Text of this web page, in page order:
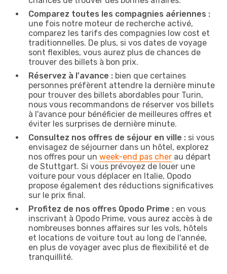
Comparez toutes les compagnies aériennes :
une fois notre moteur de recherche activé,
comparez les tarifs des compagnies low cost et
traditionnelles. De plus, si vos dates de voyage
sont flexibles, vous aurez plus de chances de
trouver des billets à bon prix.
Réservez à l'avance : bien que certaines
personnes préfèrent attendre la dernière minute
pour trouver des billets abordables pour Turin,
nous vous recommandons de réserver vos billets
à l'avance pour bénéficier de meilleures offres et
éviter les surprises de dernière minute.
Consultez nos offres de séjour en ville : si vous
envisagez de séjourner dans un hôtel, explorez
nos offres pour un week-end pas cher au départ
de Stuttgart. Si vous prévoyez de louer une
voiture pour vous déplacer en Italie, Opodo
propose également des réductions significatives
sur le prix final.
Profitez de nos offres Opodo Prime : en vous
inscrivant à Opodo Prime, vous aurez accès à de
nombreuses bonnes affaires sur les vols, hôtels
et locations de voiture tout au long de l'année,
en plus de voyager avec plus de flexibilité et de
tranquillité.